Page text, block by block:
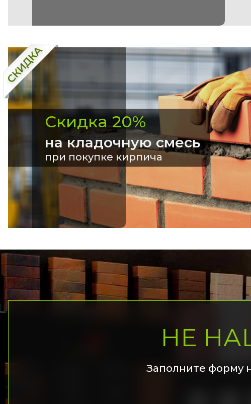
Скидка 20%
на кладочную смесь
при покупке кирпича
НЕ
Заполните форму